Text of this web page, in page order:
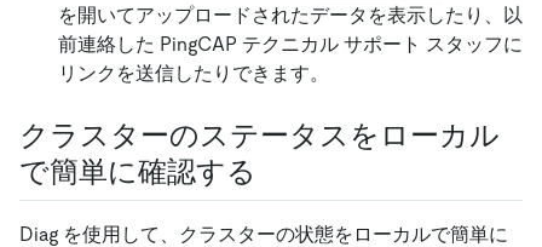
を開いてアップロードされたデータを表示したり、以
前連絡した PingCAP テクニカル サポート スタッフに
リンクを送信したりできます。
クラスターのステータスをローカル
で簡単に確認する
Diag を使用して、クラスターの状態をローカルで簡単に